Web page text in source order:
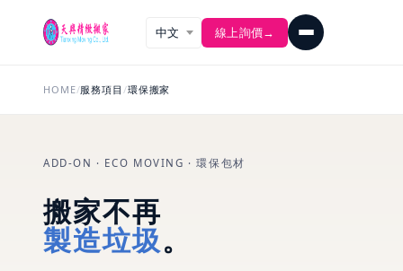
線上詢價→
HOME/服務項目 /環保搬家
ADD-ON · ECO MOVING · 環保包材
搬家不再
製造垃圾。